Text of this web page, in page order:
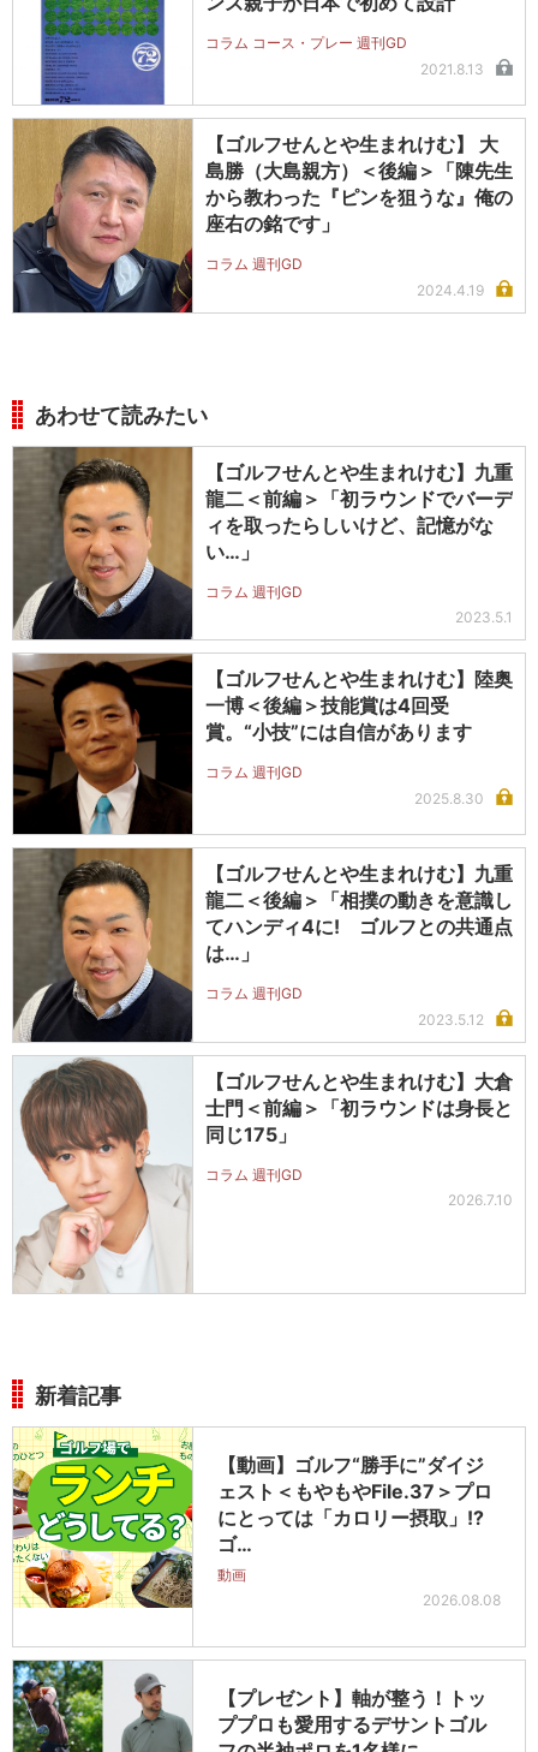
コラム コース・プレー 週刊GD
2021.8.13
【ゴルフせんとや生まれけむ】 大
島勝（大島親方）＜後編＞「陳先生
から教わった『ピンを狙うな』俺の
座右の銘です」
コラム 週刊GD
2024.4.19
あわせて読みたい
【ゴルフせんとや生まれけむ】九重
龍二＜前編＞「初ラウンドでバーデ
ィを取ったらしいけど、記憶がな
い…」
コラム 週刊GD
2023.5.1
【ゴルフせんとや生まれけむ】陸奥
一博＜後編＞技能賞は4回受
賞。“小技”には自信があります
コラム 週刊GD
2025.8.30
【ゴルフせんとや生まれけむ】九重
龍二＜後編＞「相撲の動きを意識し
てハンディ4に! ゴルフとの共通点
は…」
コラム 週刊GD
2023.5.12
【ゴルフせんとや生まれけむ】大倉
士門＜前編＞「初ラウンドは身長と
同じ175」
コラム 週刊GD
2026.7.10
新着記事
【動画】ゴルフ“勝手に”ダイジ
ェスト＜もやもやFile.37＞プロ
にとっては「カロリー摂取」!?
ゴ…
動画
2026.08.08
【プレゼント】軸が整う！トッ
ププロも愛用するデサントゴル